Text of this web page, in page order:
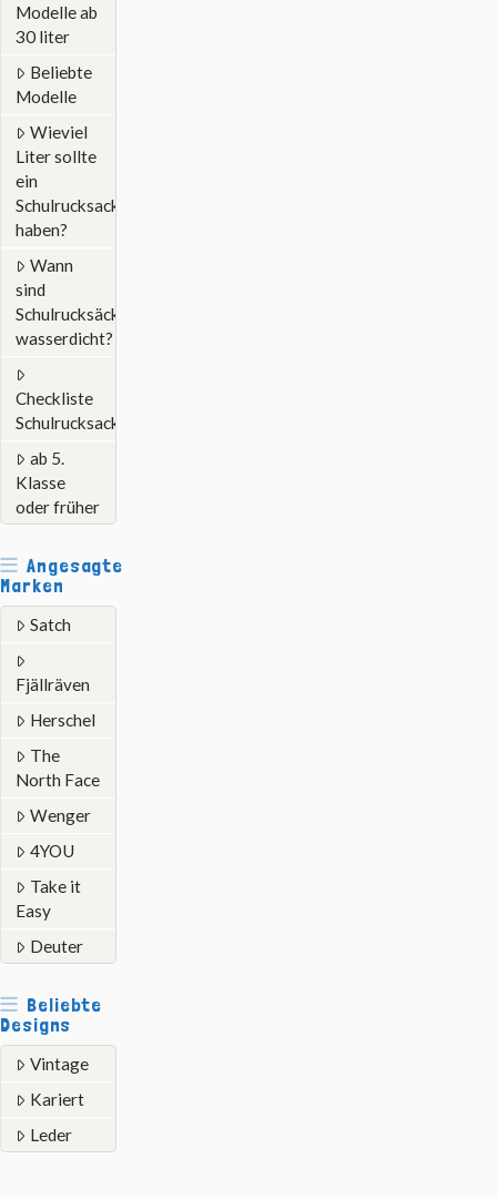
Modelle ab
30 liter
Beliebte
Modelle
Wieviel
Liter sollte
ein
Schulrucksack
haben?
Wann
sind
Schulrucksäcke
wasserdicht?
Checkliste
Schulrucksack
ab 5.
Klasse
oder früher
Angesagte
Marken
Satch
Fjällräven
Herschel
The
North Face
Wenger
4YOU
Take it
Easy
Deuter
Beliebte
Designs
Vintage
Kariert
Leder